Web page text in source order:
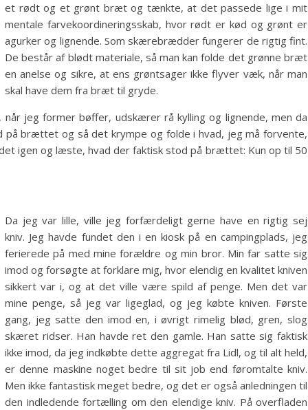
et rødt og et grønt bræt og tænkte, at det passede lige i mit
mentale farvekoordineringsskab, hvor rødt er kød og grønt er
agurker og lignende. Som skærebrædder fungerer de rigtig fint.
De består af blødt materiale, så man kan folde det grønne bræt
en anelse og sikre, at ens grøntsager ikke flyver væk, når man
skal have dem fra bræt til gryde.
jeg former bøffer, udskærer rå kylling og lignende, men da
brættet og så det krympe og folde i hvad, jeg må forvente,
igen og læste, hvad der faktisk stod på brættet: Kun op til 50
Da jeg var lille, ville jeg forfærdeligt gerne have en rigtig sej
kniv. Jeg havde fundet den i en kiosk på en campingplads, jeg
ferierede på med mine forældre og min bror. Min far satte sig
imod og forsøgte at forklare mig, hvor elendig en kvalitet kniven
sikkert var i, og at det ville være spild af penge. Men det var
mine penge, så jeg var ligeglad, og jeg købte kniven. Første
gang, jeg satte den imod en, i øvrigt rimelig blød, gren, slog
skæret ridser. Han havde ret den gamle. Han satte sig faktisk
ikke imod, da jeg indkøbte dette aggregat fra Lidl, og til alt held,
er denne maskine noget bedre til sit job end føromtalte kniv.
Men ikke fantastisk meget bedre, og det er også anledningen til
den indledende fortælling om den elendige kniv. På overfladen